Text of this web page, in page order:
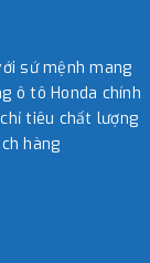
sứ mệnh mang
ô tô Honda chính
tiêu chất lượng
hàng